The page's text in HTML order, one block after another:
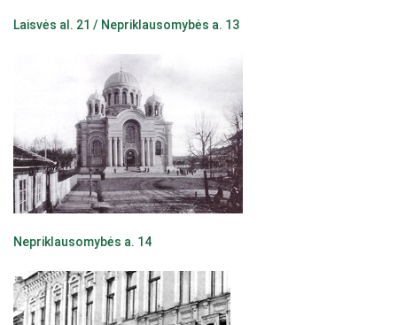
Laisvės al. 21 / Nepriklausomybės a. 13
Nepriklausomybės a. 14